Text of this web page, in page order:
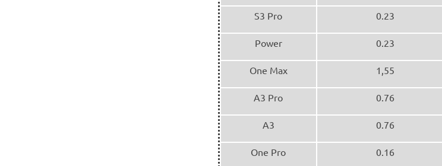
S3 Pro 0.23
Power 0.23
One Max 1,55
A3 Pro 0.76
A3 0.76
One Pro 0.16